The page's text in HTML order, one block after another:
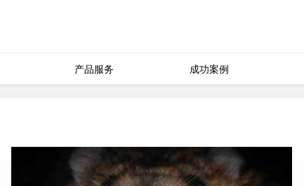
产品服务 成功案例